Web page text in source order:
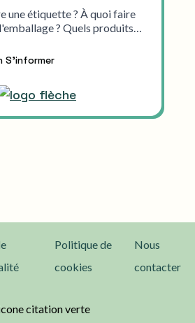
une étiquette ? À quoi faire
? Quels produits…
S'informer
Politique de
cookies
Nous
contacter